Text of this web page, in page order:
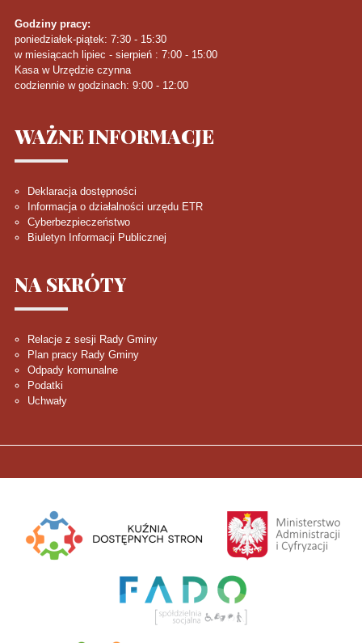
Godziny pracy:
poniedziałek-piątek: 7:30 - 15:30
w miesiącach lipiec - sierpień : 7:00 - 15:00
Kasa w Urzędzie czynna
codziennie w godzinach: 9:00 - 12:00
WAŻNEINFORMACJE
Deklaracja dostępności
Informacja o działalności urzędu ETR
Cyberbezpieczeństwo
Biuletyn Informacji Publicznej
NA SKRÓTY
Relacje z sesji Rady Gminy
Plan pracy Rady Gminy
Odpady komunalne
Podatki
Uchwały